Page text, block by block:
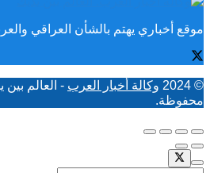
موقع أخباري يهتم بالشأن العراقي
© 2024 وكالة أخبار العرب - العالم
محفوظة.